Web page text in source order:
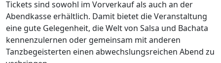
Tickets sind sowohl im Vorverkauf als auch an der
Abendkasse erhältlich. Damit bietet die Veranstaltung
eine gute Gelegenheit, die Welt von Salsa und Bachata
kennenzulernen oder gemeinsam mit anderen
Tanzbegeisterten einen abwechslungsreichen Abend zu